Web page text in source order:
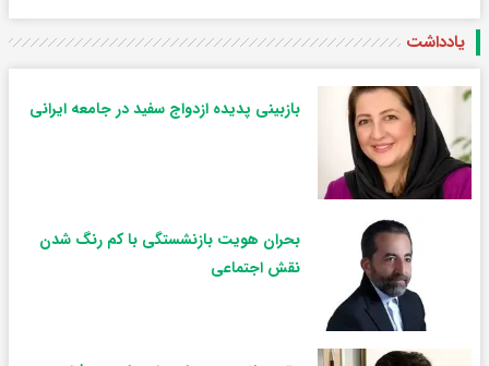
یادداشت
بازبینی پدیده ازدواج سفید در جامعه ایرانی
بحران هویت بازنشستگی با کم رنگ شدن
نقش اجتماعی